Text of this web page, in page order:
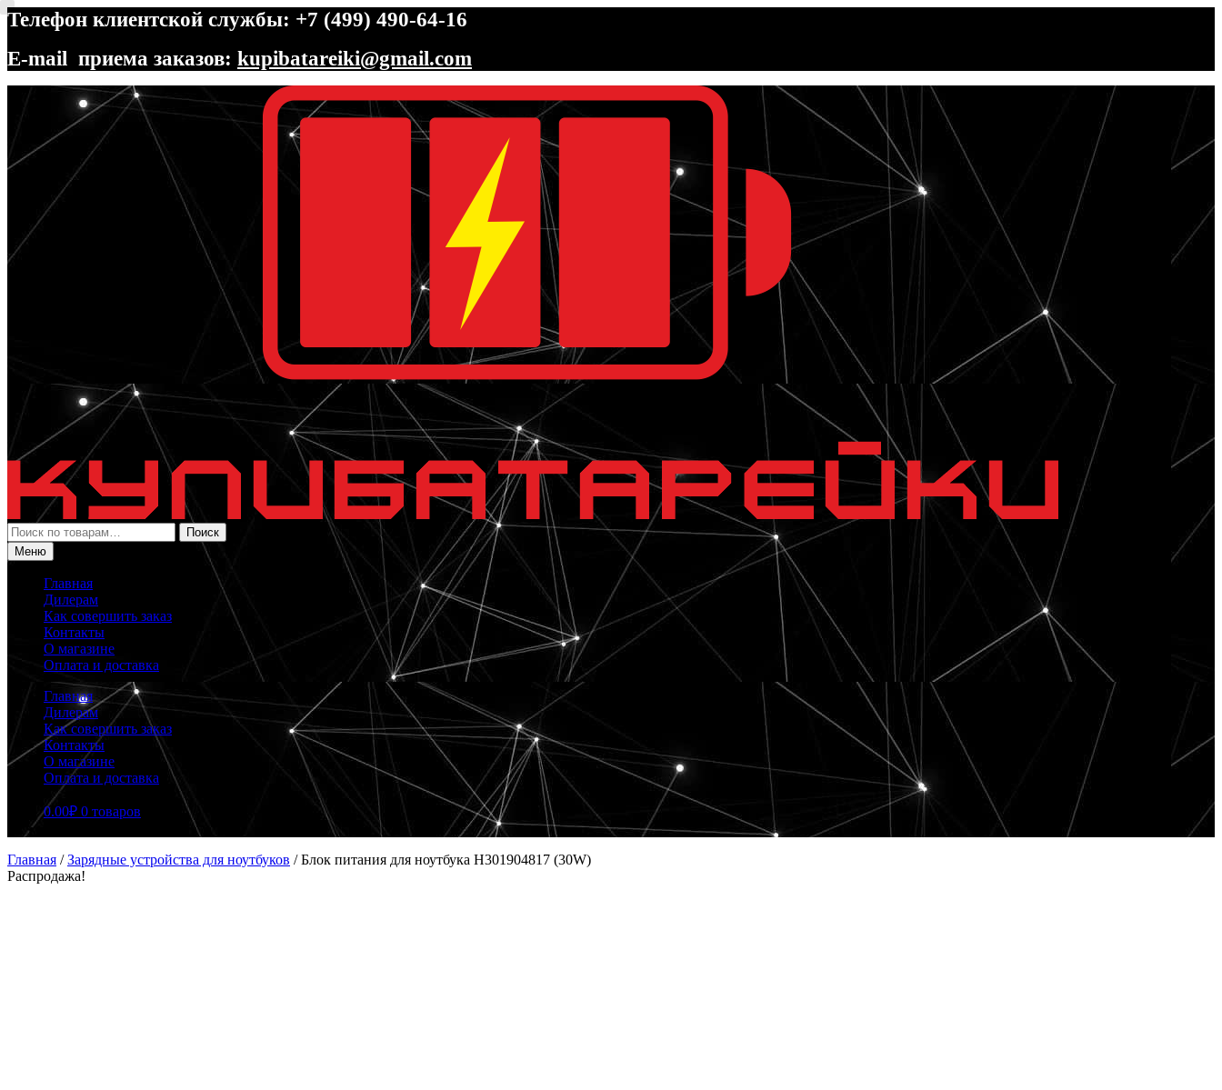
Телефон клиентской службы: +7 (499) 490-64-16
E-mail приема заказов: kupibatareiki@gmail.com
Перейти
навигации
Перейти
содержимому
Искать:
Поиск
Меню
Главная
Дилерам
Как совершить заказ
Контакты
О магазине
Оплата и доставка
Главная
Дилерам
Как совершить заказ
Контакты
О магазине
Оплата и доставка
0.00₽ 0 товаров
Главная /Зарядные устройства для ноутбуков /Блок питания для ноутбука H301904817 (30W)
Распродажа!